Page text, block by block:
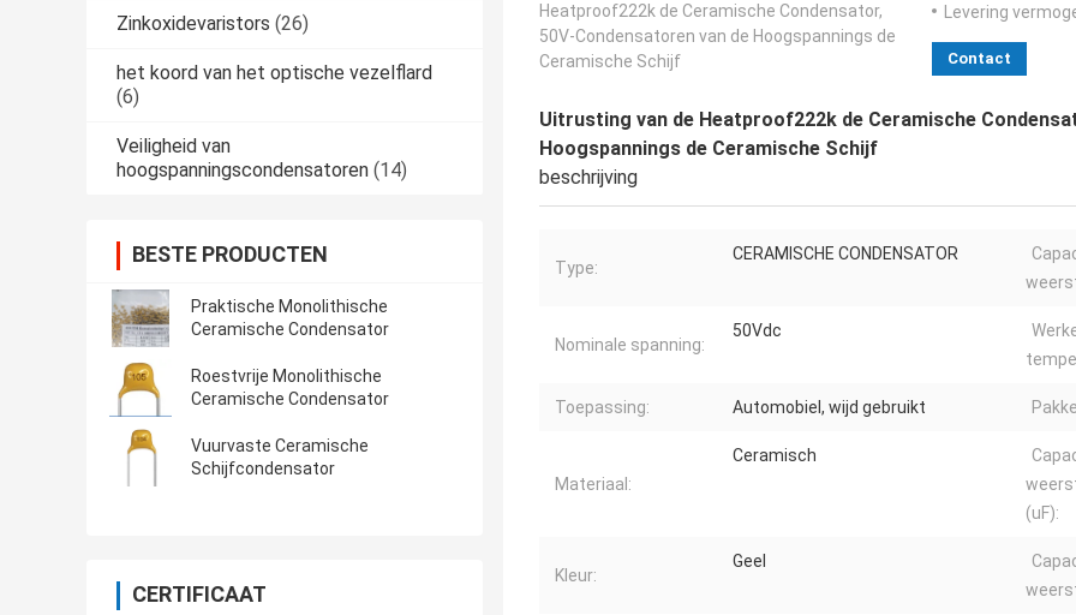
Zinkoxidevaristors (26)
het koord van het optische vezelflard
(6)
Veiligheid van
hoogspanningscondensatoren (14)
BESTE PRODUCTEN
Praktische Monolithische
Ceramische Condensator
Roestvrije Monolithische
Ceramische Condensator
Vuurvaste Ceramische
Schijfcondensator
CERTIFICAAT
Heatproof222k de Ceramische Condensator,
50V-Condensatoren van de Hoogspannings de
Ceramische Schijf
Levering
Contact
Uitrusting van de Heatproof222k de Ceramische
Hoogspannings de Ceramische Schijf
beschrijving
Type:
CERAMISCHE CONDENSATOR
Nominale spanning:
50Vdc
Toepassing: Automobiel, wijd gebruikt
Materiaal:
Ceramisch
(uF):
Kleur:
Geel